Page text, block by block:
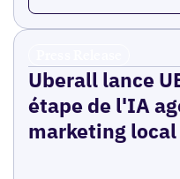
Uberall lance
étape de l'IA
marketing local